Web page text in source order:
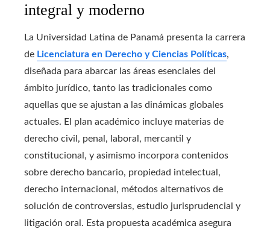
integral y moderno
La Universidad Latina de Panamá presenta la carrera
de Licenciatura en Derecho y Ciencias Políticas,
diseñada para abarcar las áreas esenciales del
ámbito jurídico, tanto las tradicionales como
aquellas que se ajustan a las dinámicas globales
actuales. El plan académico incluye materias de
derecho civil, penal, laboral, mercantil y
constitucional, y asimismo incorpora contenidos
sobre derecho bancario, propiedad intelectual,
derecho internacional, métodos alternativos de
solución de controversias, estudio jurisprudencial y
litigación oral. Esta propuesta académica asegura